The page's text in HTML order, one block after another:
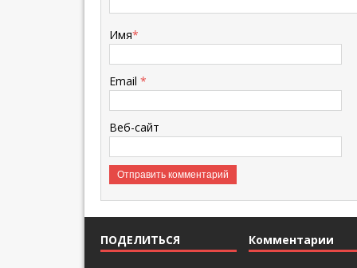
Имя*
Email *
Веб-сайт
ПОДЕЛИТЬСЯ Комментарии